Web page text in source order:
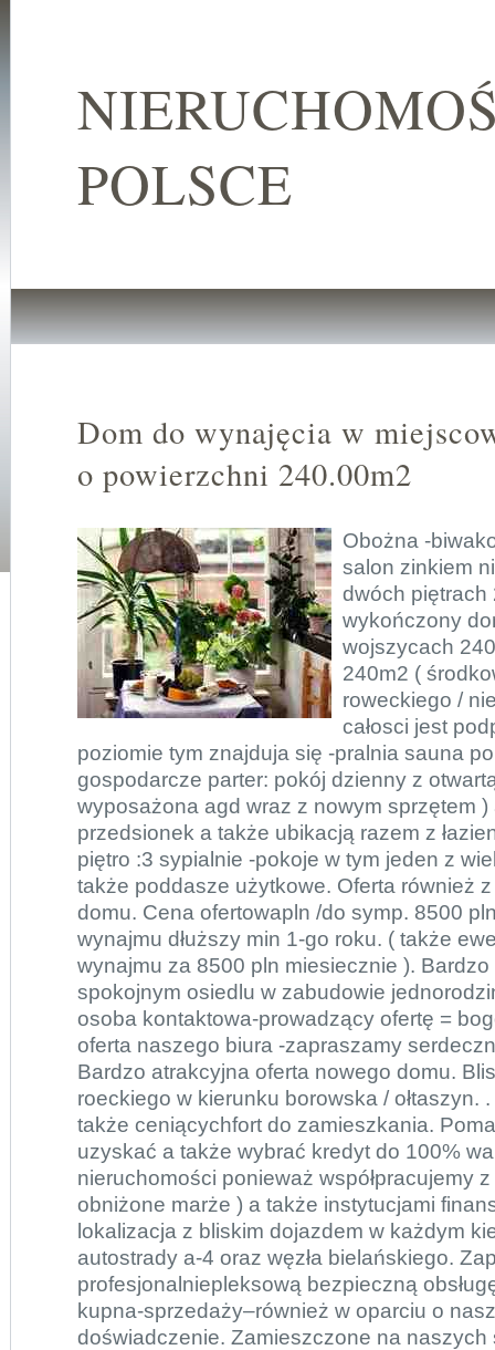
POLSCE
Dom do wynajęcia w
o powierzchni 240.00m2
Obożna -
salon zinkiem
dwóch piętrach
wykończony
wojszycach
240m2 (
roweckiego /
całosci jest
poziomie tym znajduja się -pralnia sauna
gospodarcze parter: pokój dzienny z
wyposażona agd wraz z nowym sprzętem )
przedsionek a także ubikacją razem z
piętro :3 sypialnie -pokoje w tym jeden z
także poddasze użytkowe. Oferta również
domu. Cena ofertowapln /do symp. 8500
wynajmu dłuższy min 1-go roku. ( także
wynajmu za 8500 pln miesiecznie ).
spokojnym osiedlu w zabudowie
osoba kontaktowa-prowadzący ofertę =
oferta naszego biura -zapraszamy
Bardzo atrakcyjna oferta nowego domu.
roeckiego w kierunku borowska / ołtaszyn.
także ceniącychfort do zamieszkania.
uzyskać a także wybrać kredyt do 100%
nieruchomości ponieważ współpracujemy
obniżone marże ) a także instytucjami
lokalizacja z bliskim dojazdem w każdym
autostrady a-4 oraz węzła bielańskiego.
profesjonalniepleksową bezpieczną
kupna-sprzedaży–również w oparciu o
doświadczenie. Zamieszczone na naszych